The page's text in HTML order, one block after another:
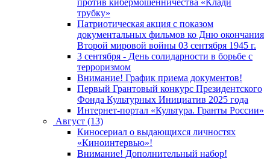
трубку»
Патриотическая акция с показом
документальных фильмов ко Дню окончания
Второй мировой войны 03 сентября 1945 г.
3 сентября - День солидарности в борьбе с
терроризмом
Внимание! График приема документов!
Первый Грантовый конкурс Президентского
Фонда Культурных Инициатив 2025 года
Интернет-портал «Культура. Гранты России»
Август (13)
Киносериал о выдающихся личностях
«Киноинтервью»!
Внимание! Дополнительный набор!